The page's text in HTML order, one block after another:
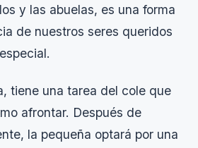
y las abuelas, es una forma
de nuestros seres queridos
tiene una tarea del cole que
afrontar. Después de
la pequeña optará por una